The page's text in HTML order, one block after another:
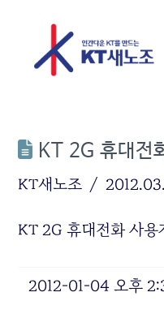
KT 2G 휴대전
KT새노조
KT 2G 휴대전화 사용
2012-01-04 오후